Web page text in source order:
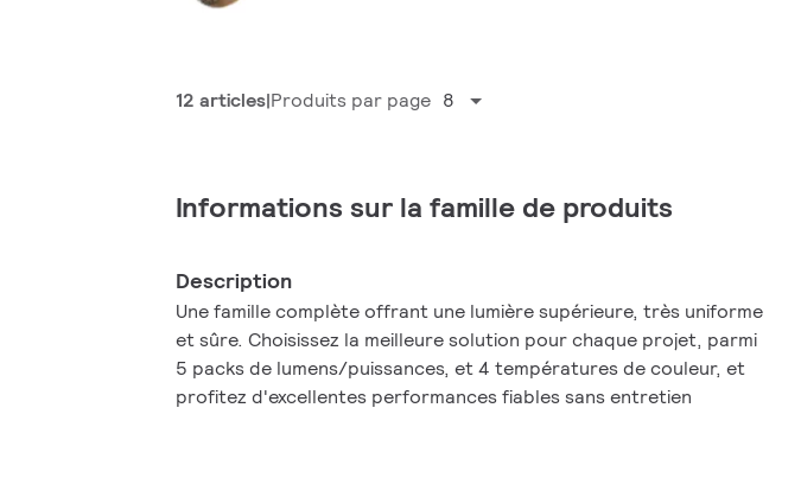
12 articles Produits par page 8
Informations sur la famille de produits
Description
Une famille complète offrant une lumière supérieure, très uniforme
et sûre. Choisissez la meilleure solution pour chaque projet, parmi
5 packs de lumens/puissances, et 4 températures de couleur, et
profitez d'excellentes performances fiables sans entretien